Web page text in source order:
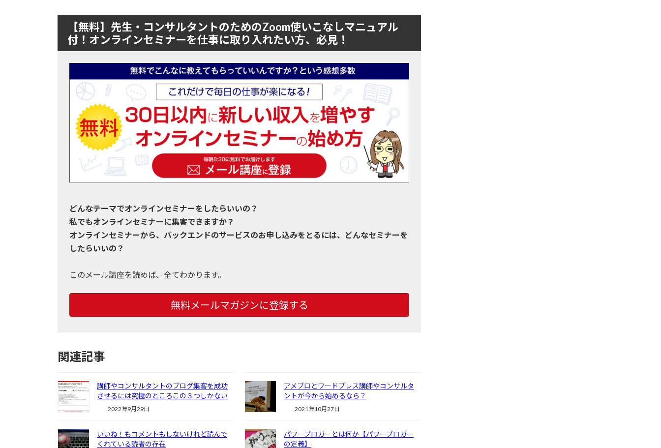
【無料】先生・コンサルタントのためのZoom使いこなしマニュアル
付！オンラインセミナーを仕事に取り入れたい方、必見！
どんなテーマでオンラインセミナーをしたらいいの？
私でもオンラインセミナーに集客できますか？
オンラインセミナーから、バックエンドのサービスのお申し込みをとるには、どんなセミナーを
したらいいの？
このメール講座を読めば、全てわかります。
無料メールマガジンに登録する
関連記事
講師やコンサルタントのブログ集客を成功
させるには究極のところこの３つしかない
2022年9月29日
アメブロとワードプレス講師やコンサルタ
ントが今から始めるなら？
2021年10月27日
いいね！もコメントもしないけれど読んで
くれている読者の存在
パワーブロガーとは何か【パワーブロガー
の定義】